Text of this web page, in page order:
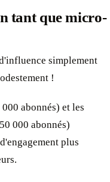
tant que micro-
simplement
!
abonnés) et les
000 abonnés)
plus